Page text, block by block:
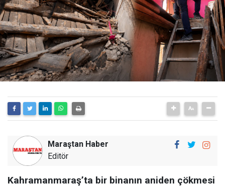
Maraştan Haber
Editör
Kahramanmaraş’ta bir binanın aniden çökmesi